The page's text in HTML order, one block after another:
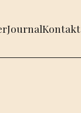
JournalKontakt